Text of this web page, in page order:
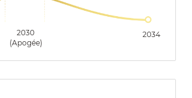
2030
(Apogée)
2034